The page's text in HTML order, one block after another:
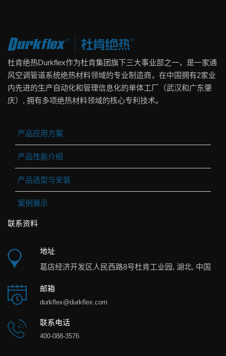
杜肯绝热Durkflex作为杜肯集团旗下三大事业部之一，是一家通
风空调管道系统绝热材料领域的专业制造商，在中国拥有2家业
内先进的生产自动化和管理信息化的单体工厂（武汉和广东肇
庆）, 拥有多项绝热材料领域的核心专利技术。
产品应用方案
产品性能介绍
产品选型与安装
案例展示
联系资料
地址
葛店经济开发区人民西路8号杜肯工业园, 湖北, 中国
邮箱
durkflex@durkflex.com
联系电话
400-088-3576